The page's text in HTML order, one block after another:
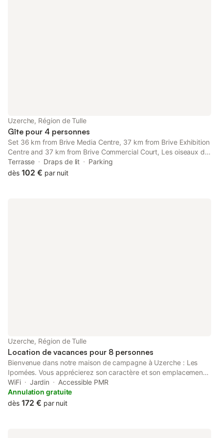
Uzerche, Région de Tulle
Gîte pour 4 personnes
Set 36 km from Brive Media Centre, 37 km from Brive Exhibition
Centre and 37 km from Brive Commercial Court, Les oiseaux de
passage offers accommodation situated in Uzerche. It is
located 36 km from Brive Town Hall and provides a minimarket.
Terrasse Draps de lit
Parking
dès 102 € par nuit
Uzerche, Région de Tulle
Location de vacances pour 8 personnes
Bienvenue dans notre maison de campagne à Uzerche : Les
Ipomées. Vous apprécierez son caractère et son emplacement :
située à 2 kms du centre historique et idéalement desservie par
l'autoroute, sa proximité de la gare et de ses commerces
(15minutes à pied). Venez profiter d'un environnement calme
WiFi Jardin
Accessible PMR
Annulation gratuite
dès 172 € par nuit